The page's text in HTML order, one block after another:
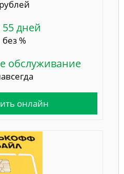
рублей
дней
без %
обслуживание
онлайн